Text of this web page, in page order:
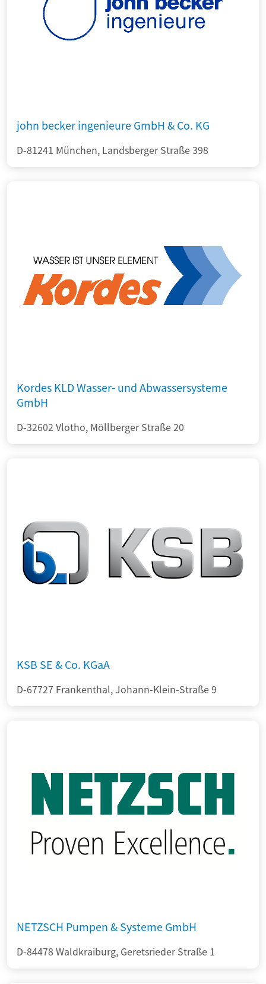
john becker ingenieure GmbH & Co. KG
D-81241 München, Landsberger Straße 398
Kordes KLD Wasser- und Abwassersysteme
GmbH
D-32602 Vlotho, Möllberger Straße 20
KSB SE & Co. KGaA
D-67727 Frankenthal, Johann-Klein-Straße 9
NETZSCH Pumpen & Systeme GmbH
D-84478 Waldkraiburg, Geretsrieder Straße 1